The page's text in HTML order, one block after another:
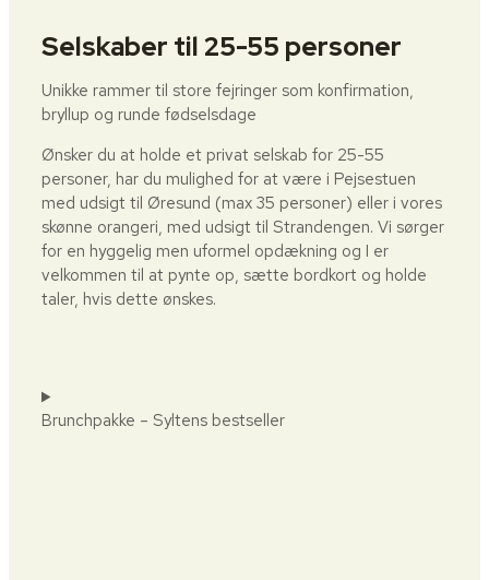
Selskaber til 25-55 personer
Unikke rammer til store fejringer som konfirmation,
bryllup og runde fødselsdage
Ønsker du at holde et privat selskab for 25-55
personer, har du mulighed for at være i Pejsestuen
med udsigt til Øresund (max 35 personer) eller i vores
skønne orangeri, med udsigt til Strandengen. Vi sørger
for en hyggelig men uformel opdækning og I er
velkommen til at pynte op, sætte bordkort og holde
taler, hvis dette ønskes.
Brunchpakke – Syltens bestseller